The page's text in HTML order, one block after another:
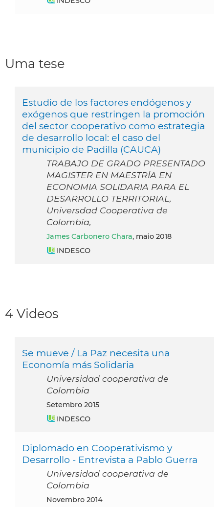
Uma tese
Estudio de los factores endógenos y
exógenos que restringen la promoción
del sector cooperativo como estrategia
de desarrollo local: el caso del
municipio de Padilla (CAUCA)
TRABAJO DE GRADO PRESENTADO
MAGISTER EN MAESTRÍA EN
ECONOMIA SOLIDARIA PARA EL
DESARROLLO TERRITORIAL,
Universdad Cooperativa de
Colombia,
James Carbonero Chara, maio 2018
INDESCO
4 Videos
Se mueve / La Paz necesita una
Economía más Solidaria
Universidad cooperativa de
Colombia
setembro 2015
INDESCO
Diplomado en Cooperativismo y
Desarrollo - Entrevista a Pablo Guerra
Universidad cooperativa de
Colombia
novembro 2014